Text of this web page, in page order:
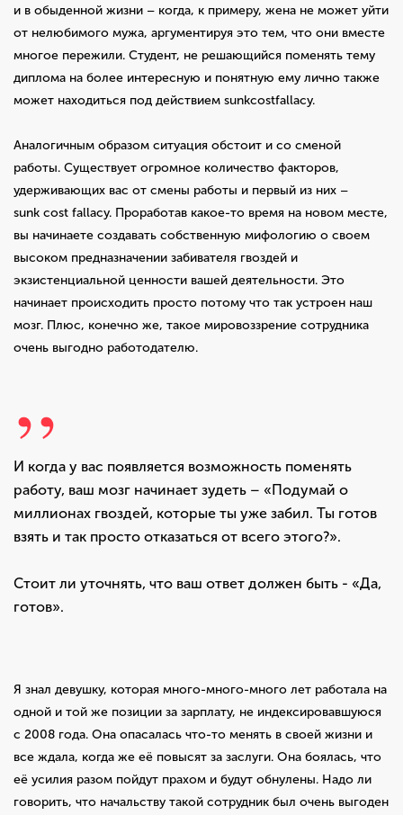
и в обыденной жизни – когда, к примеру, жена не может уйти
от нелюбимого мужа, аргументируя это тем, что они вместе
многое пережили. Студент, не решающийся поменять тему
диплома на более интересную и понятную ему лично также
может находиться под действием sunkcostfallacy.
Аналогичным образом ситуация обстоит и со сменой
работы. Существует огромное количество факторов,
удерживающих вас от смены работы и первый из них –
sunk cost fallacy. Проработав какое-то время на новом месте,
вы начинаете создавать собственную мифологию о своем
высоком предназначении забивателя гвоздей и
экзистенциальной ценности вашей деятельности. Это
начинает происходить просто потому что так устроен наш
мозг. Плюс, конечно же, такое мировоззрение сотрудника
очень выгодно работодателю.
И когда у вас появляется возможность поменять
работу, ваш мозг начинает зудеть – «Подумай о
миллионах гвоздей, которые ты уже забил. Ты готов
взять и так просто отказаться от всего этого?».
Стоит ли уточнять, что ваш ответ должен быть - «Да,
готов».
Я знал девушку, которая много-много-много лет работала на
одной и той же позиции за зарплату, не индексировавшуюся
с 2008 года. Она опасалась что-то менять в своей жизни и
все ждала, когда же её повысят за заслуги. Она боялась, что
её усилия разом пойдут прахом и будут обнулены. Надо ли
говорить, что начальству такой сотрудник был очень выгоден